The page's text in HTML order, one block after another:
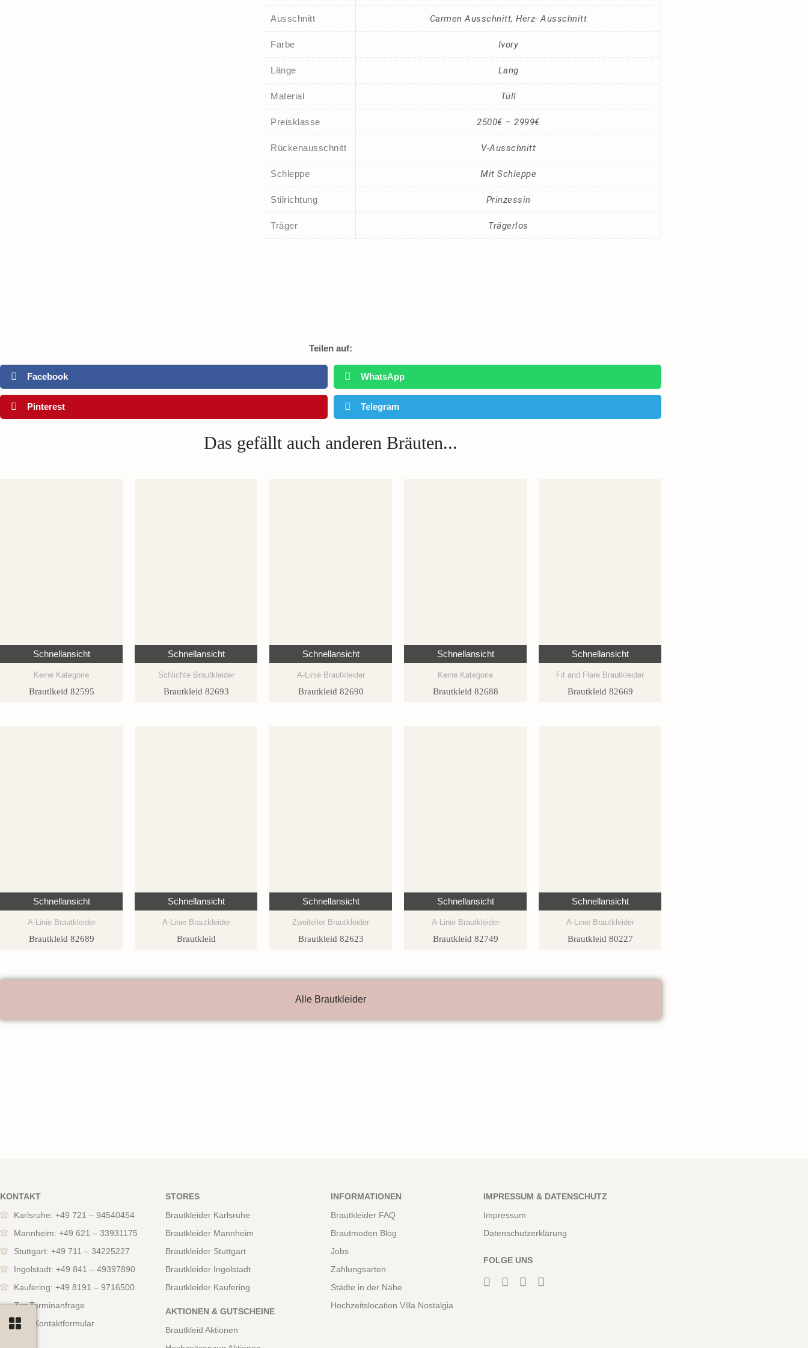
Ausschnitt Carmen Ausschnitt,Herz- Ausschnitt
Farbe Ivory
Länge Lang
Material Tüll
Preisklasse 2500€ – 2999€
Rückenausschnitt V-Ausschnitt
Schleppe Mit Schleppe
Stilrichtung Prinzessin
Träger Trägerlos
Teilen auf:
Facebook WhatsApp
Pinterest Telegram
Das gefällt auch anderen Bräuten...
Schnellansicht
Keine Kategorie
Brautlkeid 82595
Schnellansicht
Schlichte Brautkleider
Brautkleid 82693
Schnellansicht
A-Linie Brautkleider
Brautkleid 82690
Schnellansicht
Keine Kategorie
Brautkleid 82688
Schnellansicht
Fit and Flare Brautkleider
Brautkleid 82669
Schnellansicht
A-Linie Brautkleider
Brautkleid 82689
Schnellansicht
A-Linie Brautkleider
Brautkleid
Schnellansicht
Zweiteiler Brautkleider
Brautkleid 82623
Schnellansicht
A-Linie Brautkleider
Brautkleid 82749
Schnellansicht
A-Linie Brautkleider
Brautkleid 80227
Alle Brautkleider
KONTAKT
Karlsruhe: +49 721 – 94540454
Mannheim: +49 621 – 33931175
Stuttgart: +49 711 – 34225227
Ingolstadt: +49 841 – 49397890
Kaufering: +49 8191 – 9716500
Zur Terminanfrage
Zum Kontaktformular
STORES
Brautkleider Karlsruhe
Brautkleider Mannheim
Brautkleider Stuttgart
Brautkleider Ingolstadt
Brautkleider Kaufering
AKTIONEN & GUTSCHEINE
Brautkleid Aktionen
INFORMATIONEN
Brautkleider FAQ
Brautmoden Blog
Jobs
Zahlungsarten
Städte in der Nähe
Hochzeitslocation Villa Nostalgia
IMPRESSUM & DATENSCHUTZ
Impressum
Datenschutzerklärung
FOLGE UNS